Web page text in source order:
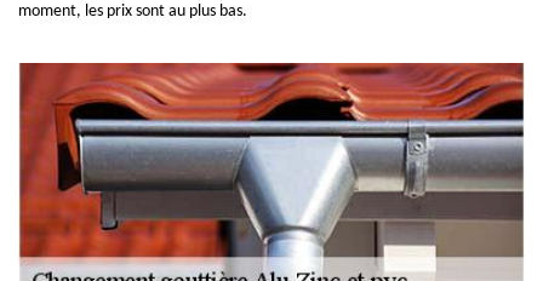
moment, les prix sont au plus bas.